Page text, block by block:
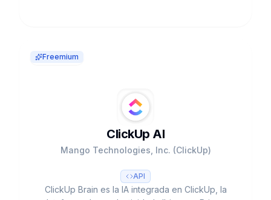
Freemium
ClickUp AI
Mango Technologies, Inc. (ClickUp)
API
ClickUp Brain es la IA integrada en ClickUp, la